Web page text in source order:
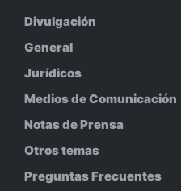
Divulgación
General
Jurídicos
Medios de Comunicación
Notas de Prensa
Otros temas
Preguntas Frecuentes